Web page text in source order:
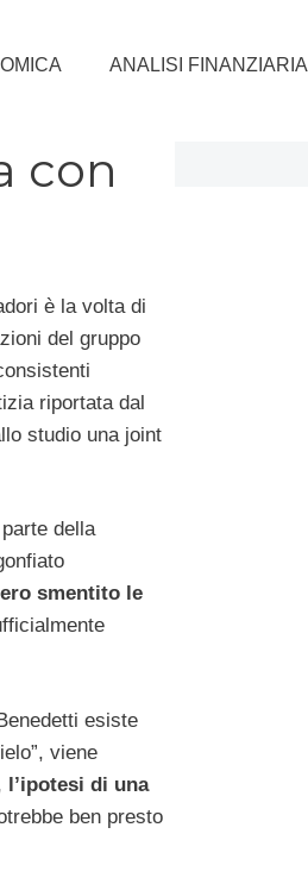
ANALISI FINANZIARIA
con
è la volta di
del gruppo
riportata dal
studio una joint
della
smentito le
esiste
viene
l’ipotesi di una
ben presto